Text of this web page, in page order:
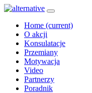
Home (current)
O akcji
Konsulatacje
Przemiany
Motywacja
Video
Partnerzy
Poradnik